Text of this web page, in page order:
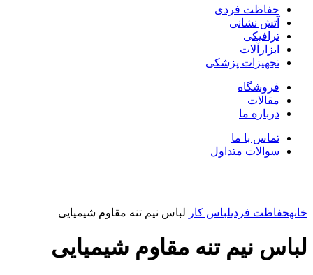
حفاظت فردی
آتش نشانی
ترافیکی
ابزارآلات
تجهیزات پزشکی
فروشگاه
مقالات
درباره ما
تماس با ما
سوالات متداول
خانهحفاظت فردیلباس کار لباس نیم تنه مقاوم شیمیایی
لباس نیم تنه مقاوم شیمیایی